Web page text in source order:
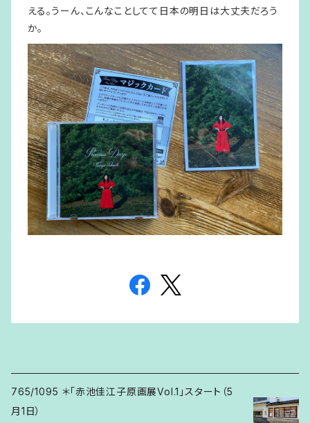
える。うーん、こんなことしてて日本の明日は大丈夫だろう
か。
765/1095 ＊「赤池佳江子原画展Vol.1」スタート（5
月1日）